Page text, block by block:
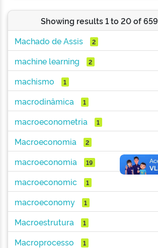
Showing results 1 to 20 of 659
Machado de Assis
2
machine learning 2
machismo 1
macrodinâmica 1
macroeconometria 1
Macroeconomia 2
macroeconomia 19
macroeconomic 1
macroeconomy 1
Macroestrutura 1
Macroprocesso 1